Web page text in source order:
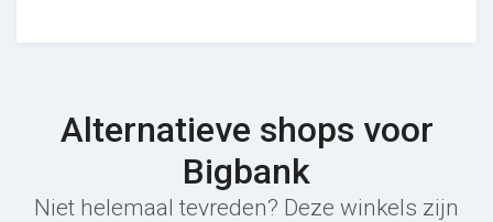
Alternatieve shops voor
Bigbank
Niet helemaal tevreden? Deze winkels zijn